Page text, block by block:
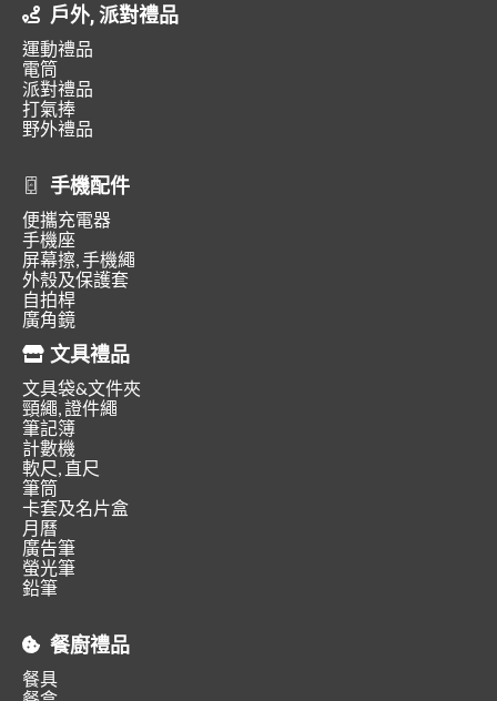
戶外, 派對禮品
運動禮品
電筒
派對禮品
打氣捧
野外禮品
手機配件
便攜充電器
手機座
屏幕擦, 手機繩
外殼及保護套
自拍桿
廣角鏡
文具禮品
文具袋&文件夾
頸繩, 證件繩
筆記簿
計數機
軟尺, 直尺
筆筒
卡套及名片盒
月曆
廣告筆
螢光筆
鉛筆
餐廚禮品
餐具